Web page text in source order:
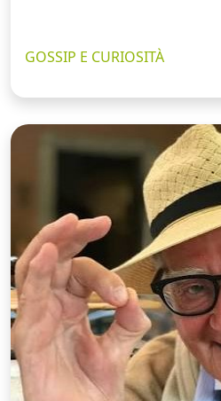
GOSSIP E CURIOSITÀ